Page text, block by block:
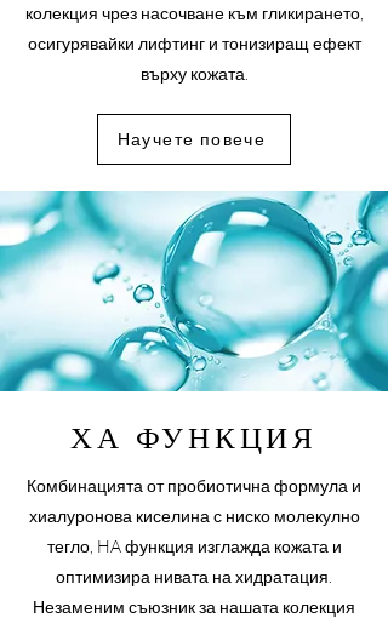
колекция чрез насочване към гликирането,
осигурявайки лифтинг и тонизиращ ефект
върху кожата.
Научете повече
ХА ФУНКЦИЯ
Комбинацията от пробиотична формула и
хиалуронова киселина с ниско молекулно
тегло, HA функция изглажда кожата и
оптимизира нивата на хидратация.
Незаменим съюзник за нашата колекция